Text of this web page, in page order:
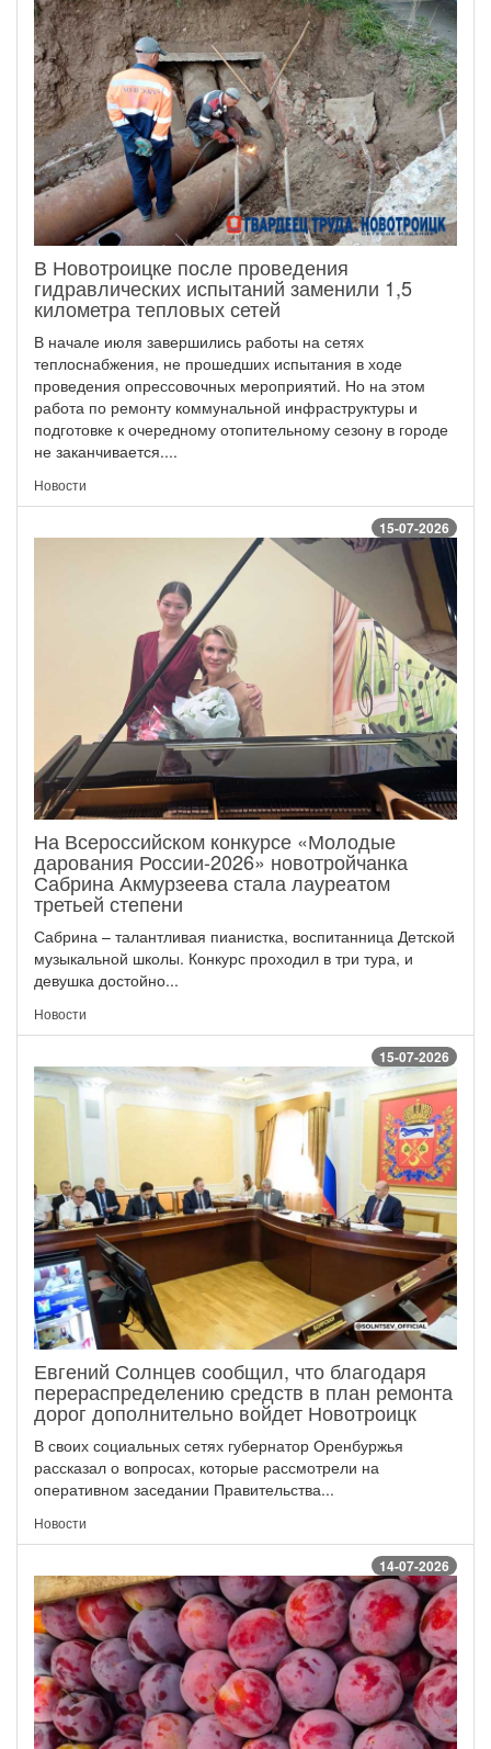
В Новотроицке после проведения
гидравлических испытаний заменили 1,5
километра тепловых сетей
В начале июля завершились работы на сетях
теплоснабжения, не прошедших испытания в ходе
проведения опрессовочных мероприятий. Но на этом
работа по ремонту коммунальной инфраструктуры и
подготовке к очередному отопительному сезону в городе
не заканчивается....
Новости
15-07-2026
На Всероссийском конкурсе «Молодые
дарования России-2026» новотройчанка
Сабрина Акмурзеева стала лауреатом
третьей степени
Сабрина – талантливая пианистка, воспитанница Детской
музыкальной школы. Конкурс проходил в три тура, и
девушка достойно...
Новости
15-07-2026
Евгений Солнцев сообщил, что благодаря
перераспределению средств в план ремонта
дорог дополнительно войдет Новотроицк
В своих социальных сетях губернатор Оренбуржья
рассказал о вопросах, которые рассмотрели на
оперативном заседании Правительства...
Новости
14-07-2026